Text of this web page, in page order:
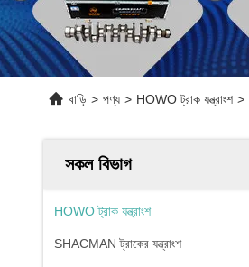
বাড়ি > পণ্য > HOWO ট্রাক যন্ত্রাংশ >
সকল বিভাগ
HOWO ট্রাক যন্ত্রাংশ
SHACMAN ট্রাকের যন্ত্রাংশ